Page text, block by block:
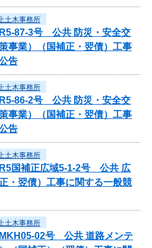
土木事務所
R5-87-3号 公共 防災・安全交
事業）（国補正・翌債）工事
告
土木事務所
R5-86-2号 公共 防災・安全交
事業）（国補正・翌債）工事
告
土木事務所
R5国補正広域5-1-2号 公共 広
・翌債）工事に関する一般競
土木事務所
MKH05-02号 公共 道路メンテ